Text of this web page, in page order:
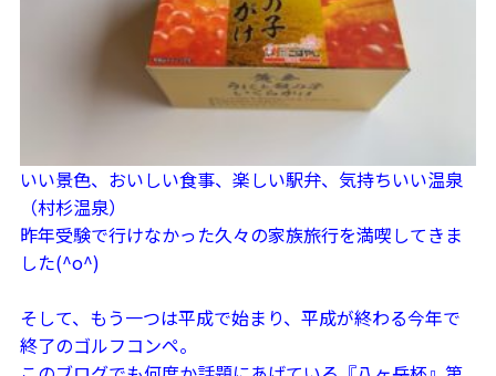
いい景色、おいしい食事、楽しい駅弁、気持ちいい温泉
（村杉温泉）
昨年受験で行けなかった久々の家族旅行を満喫してきま
した(^o^)
そして、もう一つは平成で始まり、平成が終わる今年で
終了のゴルフコンペ。